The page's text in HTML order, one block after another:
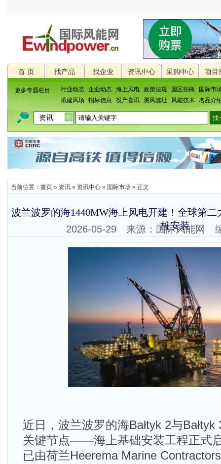
首 页 找产品 找企业 资讯中心 采购中心 项目
更多专题栏目: 行业动态 企业动态 海上风电 政策法规 园区招商
国际市
拟建风场
招标信息 投产喜讯 测风选址 风能技术 名品介
当前位置： 首页 » 资讯 » 资讯中心 » 国际市场 » 正文
波兰波罗的海1440MW海上风电开建！全球第
桩安装
2026-05-29 来源：国际风能网
近日，波兰波罗的海Bałtyk 2与
关键节点——海上基础安装工程正式
已由荷兰Heerema Marine